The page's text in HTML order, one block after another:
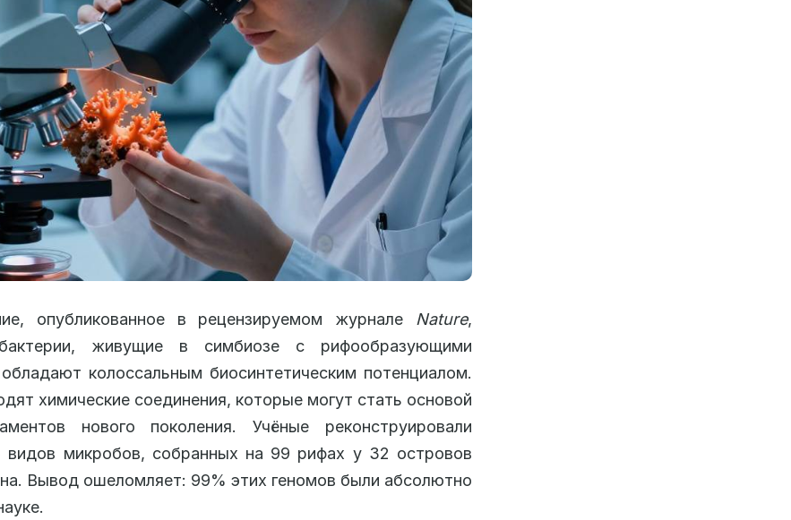
опубликованное в рецензируемом журнале Nature,
живущие в симбиозе с рифообразующими
колоссальным биосинтетическим потенциалом.
химические соединения, которые могут стать основой
нового поколения. Учёные реконструировали
видов микробов, собранных на 99 рифах у 32 островов
Вывод ошеломляет: 99% этих геномов были абсолютно